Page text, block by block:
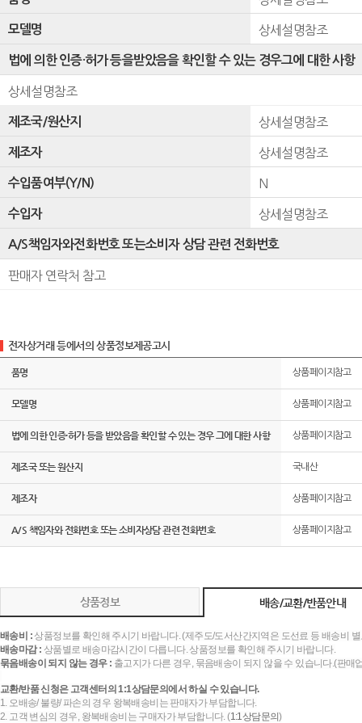
모델명 상세설명참조
법에 의한 인증·허가 등을받았음을 확인할 수 있는 경우그에 대한 사항
상세설명참조
제조국/원산지 상세설명참조
제조자 상세설명참조
수입품여부(Y/N) N
수입자 상세설명참조
A/S책임자와전화번호 또는소비자 상담 관련 전화번호
판매자 연락처 참고
전자상거래 등에서의 상품정보제공고시
품명 상품페이지참고
모델명 상품페이지참고
법에 의한 인증·허가 등을 받았음을 확인할 수 있는 경우 그에 대한 사항 상품페이지참고
제조국 또는 원산지 국내산
제조자 상품페이지참고
A/S 책임자와 전화번호 또는 소비자상담 관련 전화번호 상품페이지참고
상품정보 배송/교환/반품안내
배송비 :상품정보를 확인해 주시기 바랍니다. (제주도/도서산간지역은 도선료 등 배송비
배송마감 : 상품별로 배송마감시간이 다릅니다. 상품정보를 확인해 주시기 바랍니다.
묶음배송이 되지 않는 경우 : 출고지가 다른 경우, 묶음배송이 되지 않을 수 있습니다.(판
교환/반품 신청은 고객센터의 1:1상담문의에서 하실 수 있습니다.
1. 오배송/ 불량/ 파손의 경우 왕복배송비는 판매자가 부담합니다.
2. 고객 변심의 경우, 왕복배송비는 구매자가 부담합니다. (1:1상담문의)